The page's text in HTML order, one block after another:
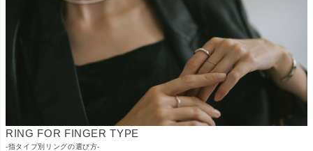
RING FOR FINGER TYPE
-指タイプ別リングの選び方-